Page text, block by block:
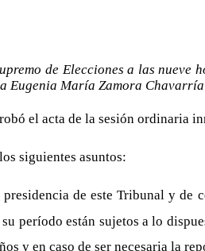
de Elecciones a las
Eugenia María Zamora
el acta de la sesión ordinaria
siguientes asuntos:
de este Tribunal y
período están sujetos a lo
y en caso de ser necesaria la